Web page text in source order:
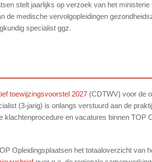
stelt jaarlijks op verzoek van het
de medische vervolgopleidingen
specialist ggz.
toewijzingsvoorstel 2027 (CDTWV) voor de
(3-jarig) is onlangs verstuurd aan de
klachtenprocedure en vacatures binnen
Opleidingsplaatsen het totaaloverzicht van